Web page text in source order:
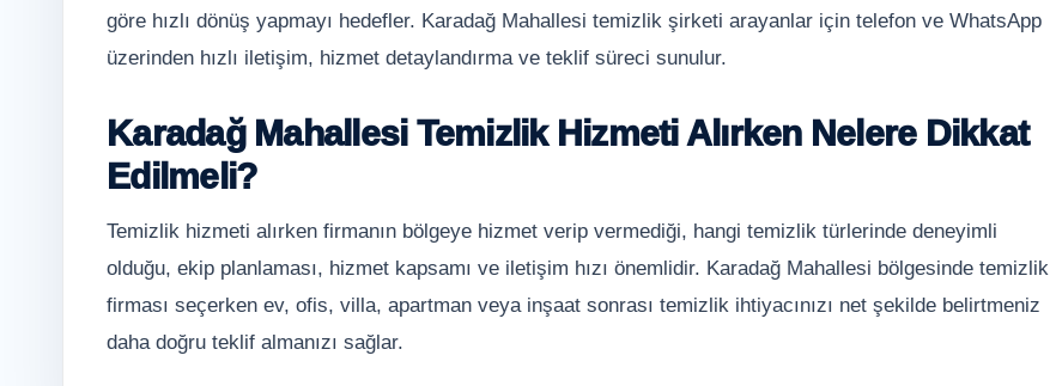
göre hızlı dönüş yapmayı hedefler. Karadağ Mahallesi temizlik şirketi arayanlar için telefon ve WhatsApp
üzerinden hızlı iletişim, hizmet detaylandırma ve teklif süreci sunulur.
Karadağ Mahallesi Temizlik Hizmeti Alırken Nelere Dikkat
Edilmeli?
Temizlik hizmeti alırken firmanın bölgeye hizmet verip vermediği, hangi temizlik türlerinde deneyimli
olduğu, ekip planlaması, hizmet kapsamı ve iletişim hızı önemlidir. Karadağ Mahallesi bölgesinde temizlik
firması seçerken ev, ofis, villa, apartman veya inşaat sonrası temizlik ihtiyacınızı net şekilde belirtmeniz
daha doğru teklif almanızı sağlar.